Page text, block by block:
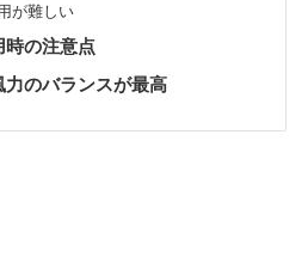
が難しい
時の注意点
力のバランスが最高